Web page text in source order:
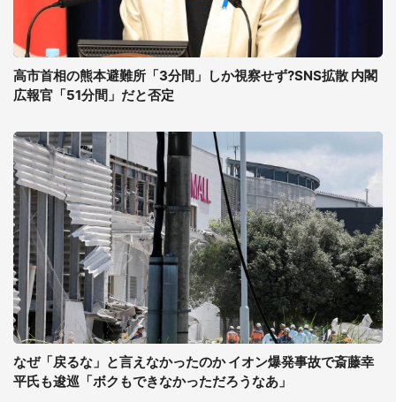
高市首相の熊本避難所「3分間」しか視察せず?SNS拡散 内閣
広報官「51分間」だと否定
なぜ「戻るな」と言えなかったのか イオン爆発事故で斎藤幸
平氏も逡巡「ボクもできなかっただろうなあ」